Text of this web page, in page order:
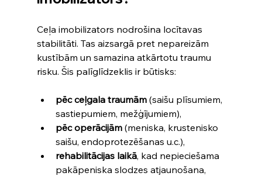
Ceļa imobilizators nodrošina locītavas
stabilitāti. Tas aizsargā pret nepareizām
kustībām un samazina atkārtotu traumu
risku. Šis palīglīdzeklis ir būtisks:
pēc ceļgala traumām (saišu plīsumiem,
sastiepumiem, mežģījumiem),
pēc operācijām (meniska, krustenisko
saišu, endoprotezēšanas u.c.),
rehabilitācijas laikā, kad nepieciešama
pakāpeniska slodzes atjaunošana,